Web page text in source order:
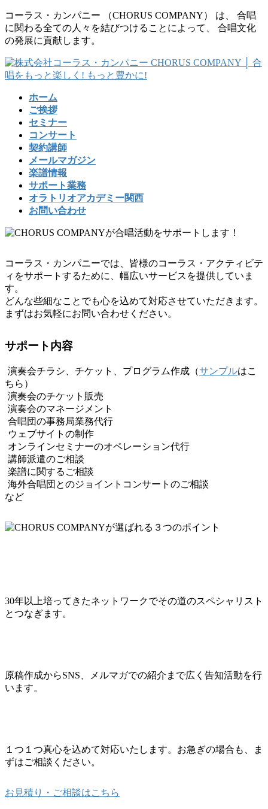
コ
ン
テ
ツ
に
ナ
ビ
ゲ
シ
ョ
コーラス・カンパニー （CHORUS COMPANY） は、 合唱
に関わる全ての人々を結びつけることによって、 合唱文化
の発展に貢献します。
ホーム
ご挨拶
セミナー
コンサート
契約講師
メールマガジン
楽譜情報
サポート業務
オラトリオアカデミー関西
お問い合わせ
コーラス・カンパニーでは、皆様のコーラス・アクティビテ
ィをサポートするために、幅広いサービスを提供していま
す。
どんな些細なことでも心を込めて対応させていただきます。
まずはお気軽にお問い合わせください。
サポート内容
演奏会チラシ、チケット、プログラム作成（サンプルはこ
ちら）
演奏会のチケット販売
演奏会のマネージメント
合唱団の事務局業務代行
ウェブサイトの制作
オンラインセミナーのオペレーション代行
講師派遣のご相談
楽譜に関するご相談
海外合唱団とのジョイントコンサートのご相談
など
30年以上培ってきたネットワークでその道のスペシャリスト
とつなぎます。
原稿作成からSNS、メルマガでの紹介まで広く告知活動を行
います。
１つ１つ真心を込めて対応いたします。お急ぎの場合も、ま
ずはご相談ください。
お見積り・ご相談はこちら